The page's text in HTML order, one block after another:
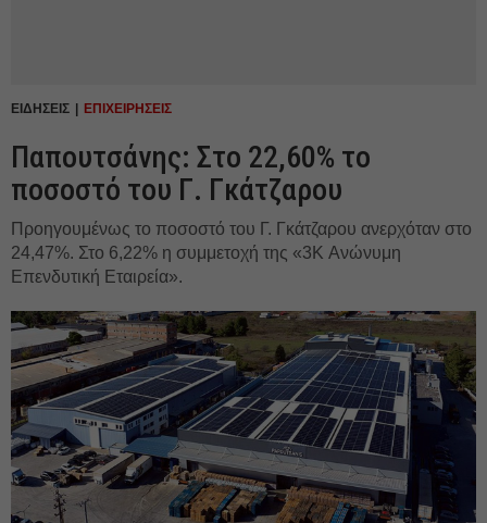
ΕΙΔΗΣΕΙΣ ΕΠΙΧΕΙΡΗΣΕΙΣ
Παπουτσάνης: Στο 22,60% το
ποσοστό του Γ. Γκάτζαρου
Προηγουμένως το ποσοστό του Γ. Γκάτζαρου ανερχόταν στο
24,47%. Στο 6,22% η συμμετοχή της «3K Ανώνυμη
Επενδυτική Εταιρεία».